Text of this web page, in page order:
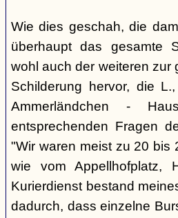
Wie dies geschah, die
überhaupt das gesamte
wohl auch der weiteren zur
Schilderung hervor, die
Ammerländchen -
entsprechenden Fragen
"Wir waren meist zu 20 bis
wie vom Appellhofplatz,
Kurierdienst bestand
dadurch, dass einzelne